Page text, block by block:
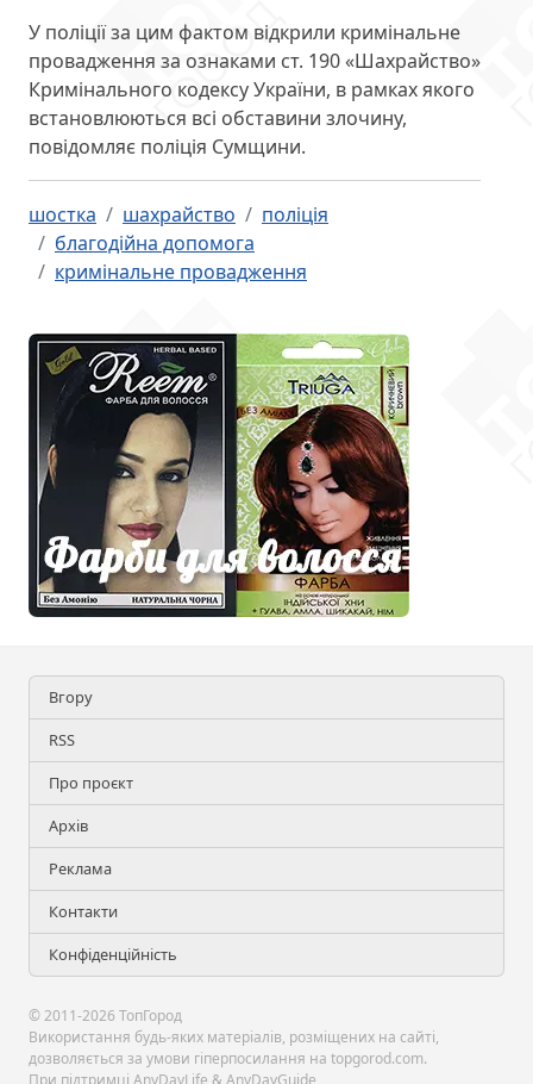
У поліції за цим фактом відкрили кримінальне
провадження за ознаками ст. 190 «Шахрайство»
Кримінального кодексу України, в рамках якого
встановлюються всі обставини злочину,
повідомляє поліція Сумщини.
шостка шахрайство
поліція
благодійна допомога
кримінальне провадження
Вгору
RSS
Про проєкт
Архів
Реклама
Контакти
Конфіденційність
© 2011-2026 ТопГород
Використання будь-яких матеріалів, розміщених на сайті,
дозволяється за умови гіперпосилання на topgorod.com.